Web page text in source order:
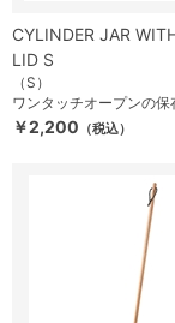
CYLINDER JAR
LID S
（S）
ワンタッチオープンの保
￥2,200 （税込）